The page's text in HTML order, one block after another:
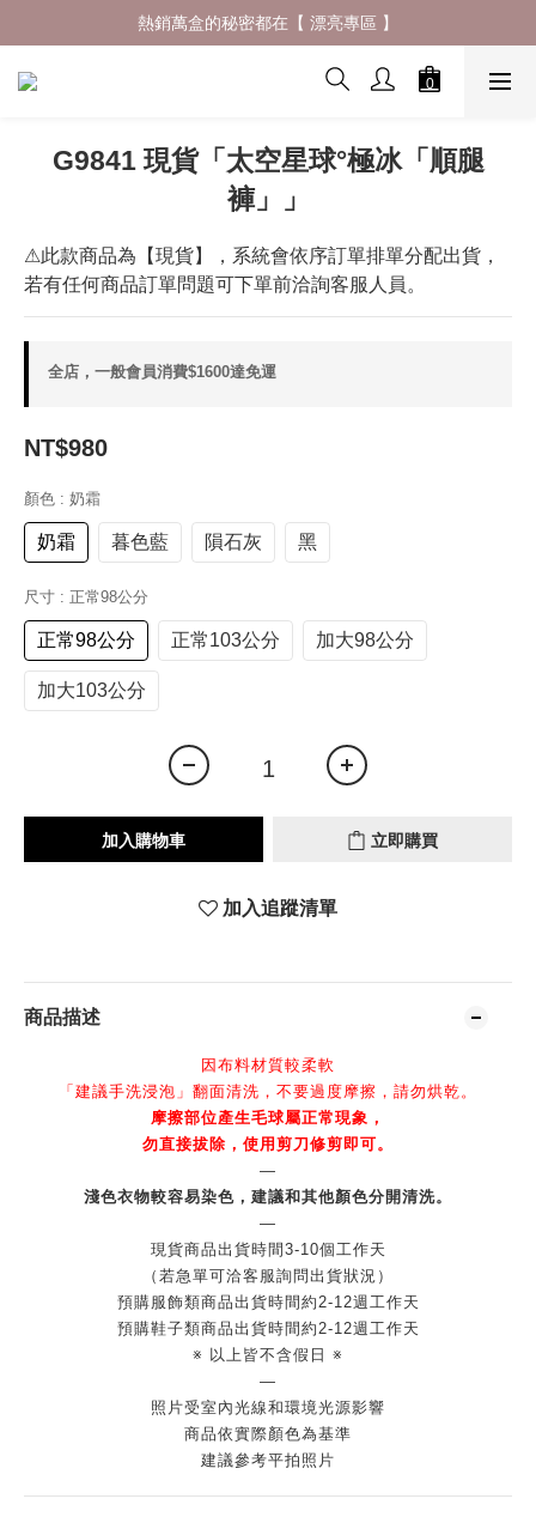
什麼材質穿了會一直想回購 ? 夏日防曬體驗再升級✨
熱銷萬盒的秘密都在【 漂亮專區 】
什麼材質穿了會一直想回購 ? 夏日防曬體驗再升級✨
G9841 現貨「太空星球°極冰「順腿
褲」」
⚠此款商品為【現貨】，系統會依序訂單排單分配出貨，
若有任何商品訂單問題可下單前洽詢客服人員。
全店，一般會員消費$1600達免運
NT$980
顏色 : 奶霜
奶霜 暮色藍 隕石灰 黑
尺寸 : 正常98公分
正常98公分 正常103公分 加大98公分
加大103公分
加入購物車 立即購買
加入追蹤清單
商品描述
因布料材質較柔軟
「建議手洗浸泡」翻面清洗，不要過度摩擦，請勿烘乾。
摩擦部位產生毛球屬正常現象，
勿直接拔除，使用剪刀修剪即可。
—
淺色衣物較容易染色，建議和其他顏色分開清洗。
—
現貨商品出貨時間3-10個工作天
（若急單可洽客服詢問出貨狀況）
預購服飾類商品出貨時間約2-12週工作天
預購鞋子類商品出貨時間約2-12週工作天
※ 以上皆不含假日 ※
—
照片受室內光線和環境光源影響
商品依實際顏色為基準
建議參考平拍照片